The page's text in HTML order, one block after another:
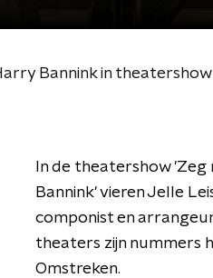
Bannink in
In de theatershow
Bannink' vieren Jelle
componist en
theaters zijn nummers
Omstreken.